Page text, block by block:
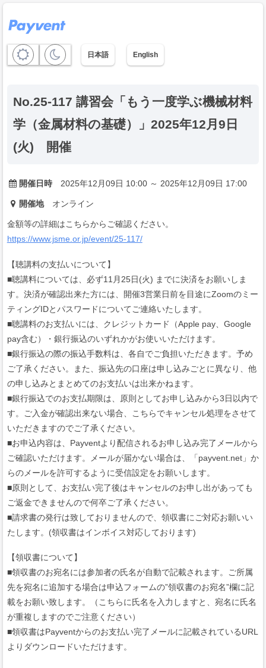
日本語 English
No.25-117 講習会「もう一度学ぶ機械材料
学（金属材料の基礎）」2025年12月9日
(火) 開催
開催日時 2025年12月09日 10:00 ～ 2025年12月09日 17:00
開催地 オンライン
金額等の詳細はこちらからご確認ください。
https://www.jsme.or.jp/event/25-117/
【聴講料の支払いについて】
■聴講料については、必ず11月25日(火) までに決済をお願いしま
す。決済が確認出来た方には、開催3営業日前を目途にZoomのミー
ティングIDとパスワードについてご連絡いたします。
■聴講料のお支払いには、クレジットカード（Apple pay、Google
pay含む）・銀行振込のいずれかがお使いいただけます。
■銀行振込の際の振込手数料は、各自でご負担いただきます。予め
ご了承ください。また、振込先の口座は申し込みごとに異なり、他
の申し込みとまとめてのお支払いは出来かねます。
■銀行振込でのお支払期限は、原則としてお申し込みから3日以内で
す。ご入金が確認出来ない場合、こちらでキャンセル処理をさせて
いただきますのでご了承ください。
■お申込内容は、Payventより配信されるお申し込み完了メールから
ご確認いただけます。メールが届かない場合は、「payvent.net」か
らのメールを許可するように受信設定をお願いします。
■原則として、お支払い完了後はキャンセルのお申し出があっても
ご返金できませんので何卒ご了承ください。
■請求書の発行は致しておりませんので、領収書にご対応お願いい
たします。(領収書はインボイス対応しております)
【領収書について】
■領収書のお宛名には参加者の氏名が自動で記載されます。ご所属
先を宛名に追加する場合は申込フォームの”領収書のお宛名”欄に記
載をお願い致します。（こちらに氏名を入力しますと、宛名に氏名
が重複しますのでご注意ください）
■領収書はPayventからのお支払い完了メールに記載されているURL
よりダウンロードいただけます。